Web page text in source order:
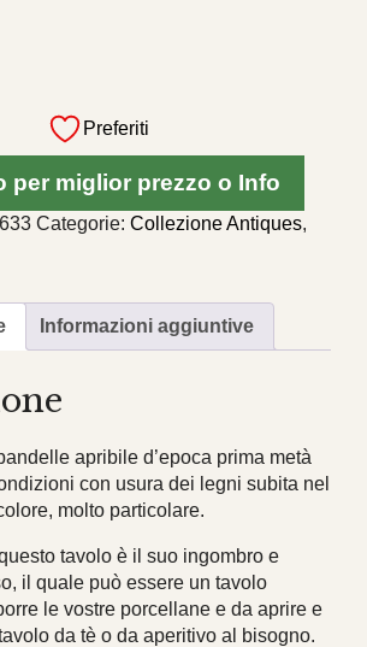
Preferiti
per miglior prezzo o Info
Categorie: Collezione Antiques,
Informazioni aggiuntive
apribile d’epoca prima metà
con usura dei legni subita nel
molto particolare.
tavolo è il suo ingombro e
il quale può essere un tavolo
le vostre porcellane e da aprire e
da tè o da aperitivo al bisogno.